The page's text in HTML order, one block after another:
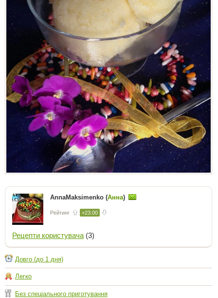
AnnaMaksimenko (Анна)
Рейтинг +23.00
Рецепти користувача (3)
Довго (до 1 дня)
Легко
Без спеціального приготування